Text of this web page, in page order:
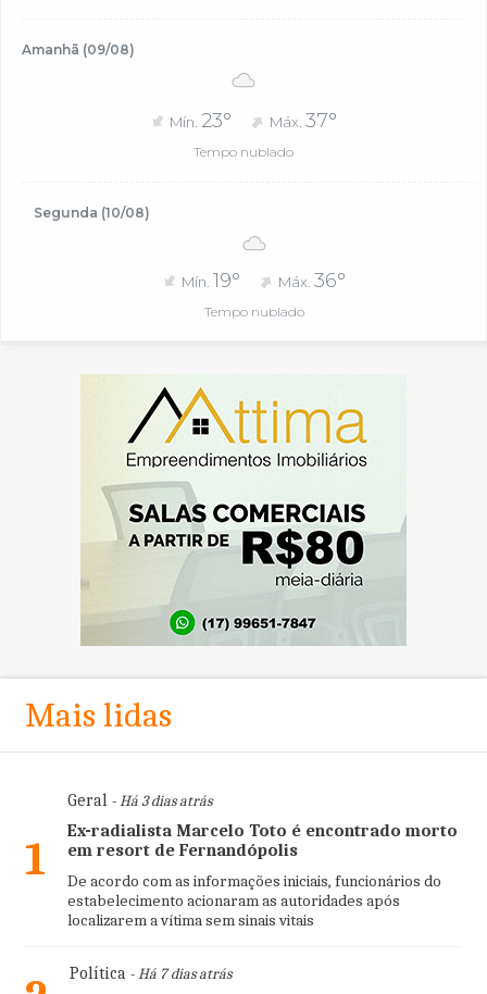
Amanhã (09/08)
Mín. 23° Máx. 37°
Tempo nublado
Segunda (10/08)
Mín. 19° Máx.36°
Tempo nublado
Mais lidas
1
Geral- Há 3 dias atrás
Ex-radialista Marcelo Toto é encontrado morto
em resort de Fernandópolis
De acordo com as informações iniciais, funcionários do
estabelecimento acionaram as autoridades após
localizarem a vítima sem sinais vitais
Política- Há 7 dias atrás